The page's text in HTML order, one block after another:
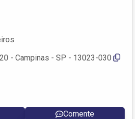
- Campinas - SP - 13023-030
Comente